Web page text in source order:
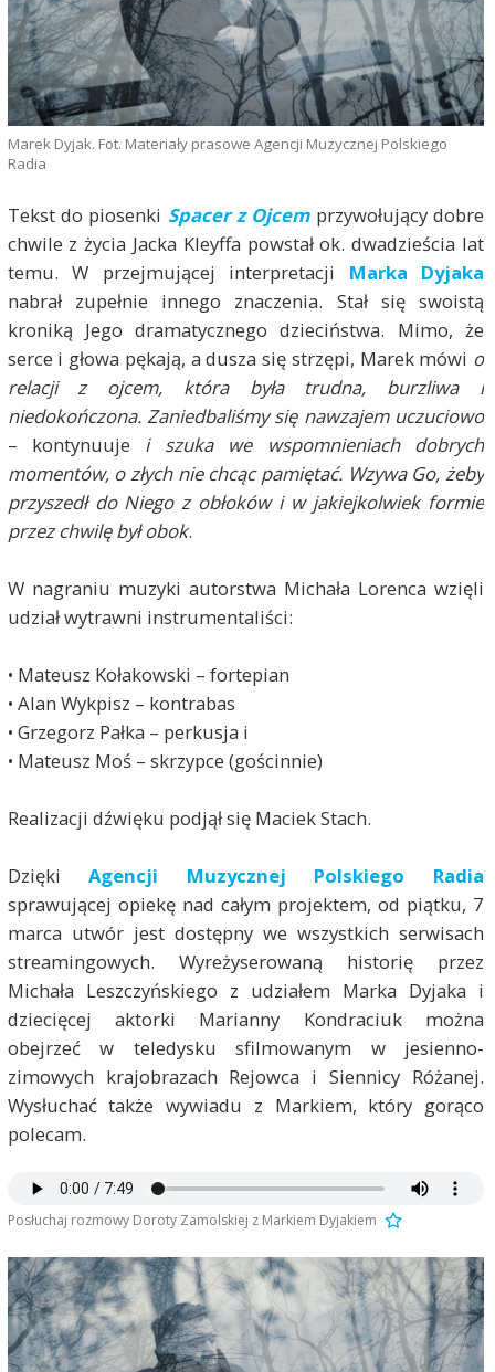
Marek Dyjak. Fot. Materiały prasowe Agencji Muzycznej Polskiego
Radia
Tekst do piosenki Spacer z Ojcemprzywołujący dobre
chwile z życia Jacka Kleyffa powstał ok. dwadzieścia lat
temu. W przejmującej interpretacji Marka Dyjaka
nabrał zupełnie innego znaczenia. Stał się swoistą
kroniką Jego dramatycznego dzieciństwa. Mimo, że
serce i głowa pękają, a dusza się strzępi, Marek mówi o
relacji z ojcem, która była trudna, burzliwa i
niedokończona. Zaniedbaliśmy się nawzajem uczuciowo
– kontynuuje i szuka we wspomnieniach dobrych
momentów, o złych nie chcąc pamiętać. Wzywa Go, żeby
przyszedł do Niego z obłoków i w jakiejkolwiek formie
przez chwilę był obok.
W nagraniu muzyki autorstwa Michała Lorenca wzięli
udział wytrawni instrumentaliści:
• Mateusz Kołakowski – fortepian
• Alan Wykpisz – kontrabas
• Grzegorz Pałka – perkusja i
• Mateusz Moś – skrzypce (gościnnie)
Realizacji dźwięku podjął się Maciek Stach.
DziękiAgencji Muzycznej Polskiego Radia
sprawującej opiekę nad całym projektem, od piątku, 7
marca utwór jest dostępny we wszystkich serwisach
streamingowych. Wyreżyserowaną historię przez
Michała Leszczyńskiego z udziałem Marka Dyjaka i
dziecięcej aktorki Marianny Kondraciuk można
obejrzeć w teledysku sfilmowanym w jesienno-
zimowych krajobrazach Rejowca i Siennicy Różanej.
Wysłuchać także wywiadu z Markiem, który gorąco
polecam.
Posłuchaj rozmowy Doroty Zamolskiej z Markiem Dyjakiem